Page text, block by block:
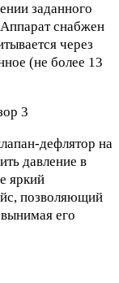
заданного
снабжен
через
(не более 13
дефлятор на
давление в
яркий
позволяющий
его